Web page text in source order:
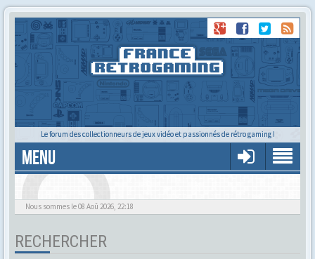
Le forum des collectionneurs de jeux vidéo et passionnés de rétro gaming !
MENU
Alors tu trouves ?
Nous sommes le 08 Aoû 2026, 22:18
RECHERCHER